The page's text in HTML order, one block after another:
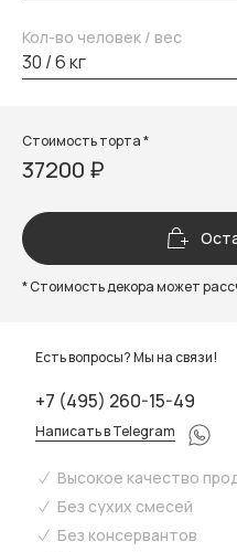
Кол-во человек / вес
30 / 6 кг
Стоимость торта *
37200 ₽
* Стоимость декора может
Есть вопросы? Мы на связи!
+7 (495) 260-15-49
Написать в Telegram
Высокое качество
Без сухих смесей
Без консервантов